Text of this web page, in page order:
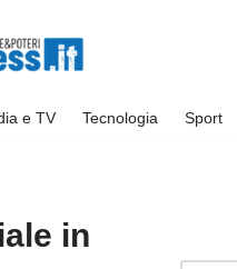
e TV Tecnologia Sport
in